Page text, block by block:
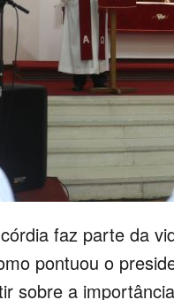
faz parte da
pontuou o
sobre a